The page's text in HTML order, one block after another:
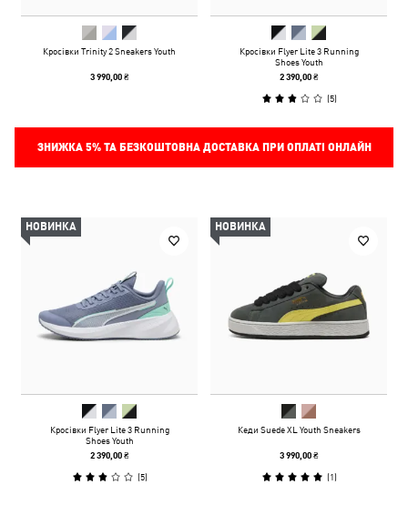
Кросівки Trinity 2 Sneakers Youth
3 990,00 ₴
Кросівки Flyer Lite 3 Running
Shoes Youth
2 390,00 ₴
(5)
ЗНИЖКА 5%ТА БЕЗКОШТОВНА ДОСТАВКА ПРИ ОПЛАТІ ОНЛАЙН
НОВИНКА
Кросівки Flyer Lite 3 Running
Shoes Youth
2 390,00 ₴
(5)
НОВИНКА
Кеди Suede XL Youth Sneakers
3 990,00 ₴
(1)